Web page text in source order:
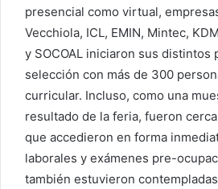
presencial como virtual,
Vecchiola, ICL, EMIN, Mintec,
y SOCOAL iniciaron sus distintos
selección con más de 300
curricular. Incluso, como una
resultado de la feria, fueron
que accedieron en forma
laborales y exámenes pre-
también estuvieron